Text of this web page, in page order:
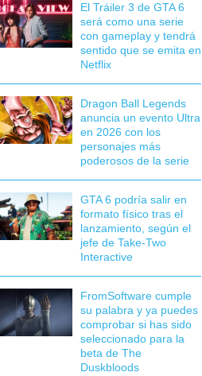
El Tráiler 3 de GTA 6
será como una serie
con gameplay y tendrá
sentido que se emita en
Netflix
Dragon Ball Legends
anuncia un evento Ultra
en 2026 con los
personajes más
poderosos de la serie
GTA 6 podría salir en
formato físico tras el
lanzamiento, según el
jefe de Take-Two
Interactive
FromSoftware cumple
su palabra y ya puedes
comprobar si has sido
seleccionado para la
beta de The
Duskbloods